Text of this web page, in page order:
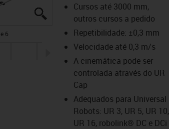
igus-icon-lupe
igus-icon-lupe
igus-icon-lupe
igus-icon-lupe
igus-icon-lupe
igus-icon-lupe
6
left igus-icon-arrow-right
Cursos até 3000 mm,
outros cursos a pedido
Repetibilidade: ±0,3 mm
Velocidade até 0,3 m/s
A cinemática pode ser
controlada através do UR
Cap
Adequados para Universal
Robots: UR 3, UR 5, UR 10,
UR 16, robolink® DC e DCi